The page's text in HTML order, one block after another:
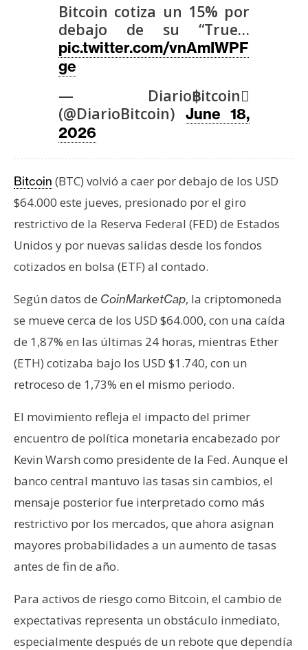
m
s
R
e
c
u
s
o
C
n
t
a
c
t
o
y
u
b
i
c
i
Bitcoin cotiza un 15% por
debajo de su “True…
pic.twitter.com/vnAmIWPF
ge
— Diario฿itcoin
(@DiarioBitcoin) June 18,
2026
Bitcoin (BTC) volvió a caer por debajo de los USD
$64.000 este jueves, presionado por el giro
restrictivo de la Reserva Federal (FED) de Estados
Unidos y por nuevas salidas desde los fondos
cotizados en bolsa (ETF) al contado.
Según datos de CoinMarketCap, la criptomoneda
se mueve cerca de los USD $64.000, con una caída
de 1,87% en las últimas 24 horas, mientras Ether
(ETH) cotizaba bajo los USD $1.740, con un
retroceso de 1,73% en el mismo periodo.
El movimiento refleja el impacto del primer
encuentro de política monetaria encabezado por
Kevin Warsh como presidente de la Fed. Aunque el
banco central mantuvo las tasas sin cambios, el
mensaje posterior fue interpretado como más
restrictivo por los mercados, que ahora asignan
mayores probabilidades a un aumento de tasas
antes de fin de año.
Para activos de riesgo como Bitcoin, el cambio de
expectativas representa un obstáculo inmediato,
especialmente después de un rebote que dependía